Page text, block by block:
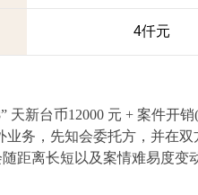
4仟元
天新台币12000 元 + 案件
务，先知会委托方，并在
距离长短以及案情难易度变